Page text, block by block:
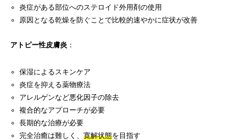
炎症がある部位へのステロイド外用剤の使用
原因となる乾燥を防ぐことで比較的速やかに症状が改善
アトピー性皮膚炎 ：
保湿によるスキンケア
炎症を抑える薬物療法
アレルゲンなど悪化因子の除去
複合的なアプローチが必要
長期的な治療が必要
完全治癒は難しく、寛解状態を目指す